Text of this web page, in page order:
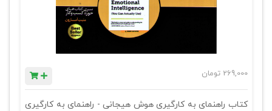
269,000 تومان
کتاب راهنمای به کارگیری هوش هیجانی - راهنمای به کارگیری